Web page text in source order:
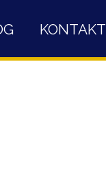
KONTAKT